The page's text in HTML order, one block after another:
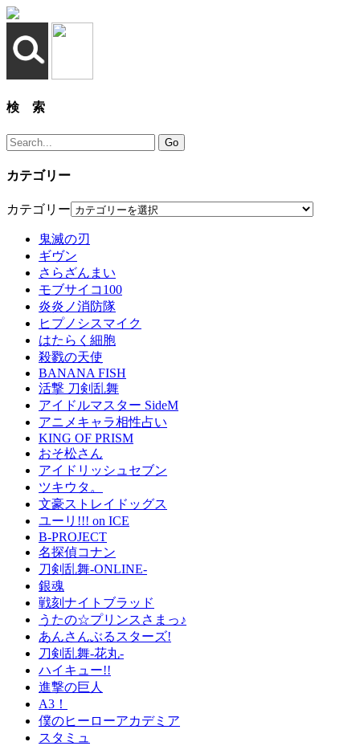
検 索
カテゴリー
カテゴリー
鬼滅の刃
ギヴン
さらざんまい
モブサイコ100
炎炎ノ消防隊
ヒプノシスマイク
はたらく細胞
殺戮の天使
BANANA FISH
活撃 刀剣乱舞
アイドルマスター SideM
アニメキャラ相性占い
KING OF PRISM
おそ松さん
アイドリッシュセブン
ツキウタ。
文豪ストレイドッグス
ユーリ!!! on ICE
B-PROJECT
名探偵コナン
刀剣乱舞-ONLINE-
銀魂
戦刻ナイトブラッド
うたの☆プリンスさまっ♪
あんさんぶるスターズ!
刀剣乱舞-花丸-
ハイキュー!!
進撃の巨人
A3！
僕のヒーローアカデミア
スタミュ